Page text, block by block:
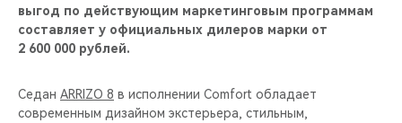
выгод по действующим маркетинговым программам
составляет у официальных дилеров марки от
2 600 000 рублей.
Седан ARRIZO 8 в исполнении Comfort обладает
современным дизайном экстерьера, стильным,